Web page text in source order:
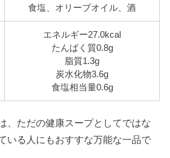
食塩、オリーブオイル、酒
エネルギー27.0kcal
たんぱく質0.8g
脂質1.3g
炭水化物3.6g
食塩相当量0.6g
、ただの健康スープとしてではな
いる人にもおすすな万能な一品で